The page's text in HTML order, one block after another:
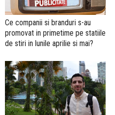
Ce companii si branduri s-au
promovat in primetime pe statiile
de stiri in lunile aprilie si mai?